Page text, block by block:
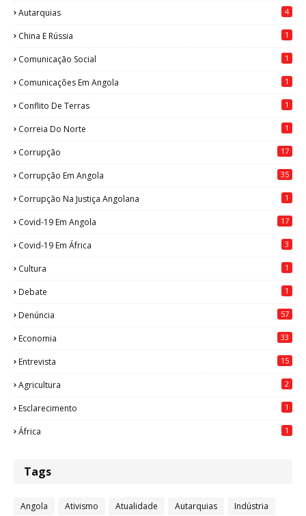
Autarquias 4
China E Rússia 1
Comunicação Social 1
Comunicações Em Angola 1
Conflito De Terras 1
Correia Do Norte 1
Corrupção 17
Corrupção Em Angola 35
Corrupção Na Justiça Angolana 1
Covid-19 Em Angola 17
Covid-19 Em África 3
Cultura 1
Debate 1
Denúncia 57
Economia 33
Entrevista 15
Agricultura 2
Esclarecimento 1
África 1
Tags
Angola Ativismo Atualidade Autarquias
Indústria